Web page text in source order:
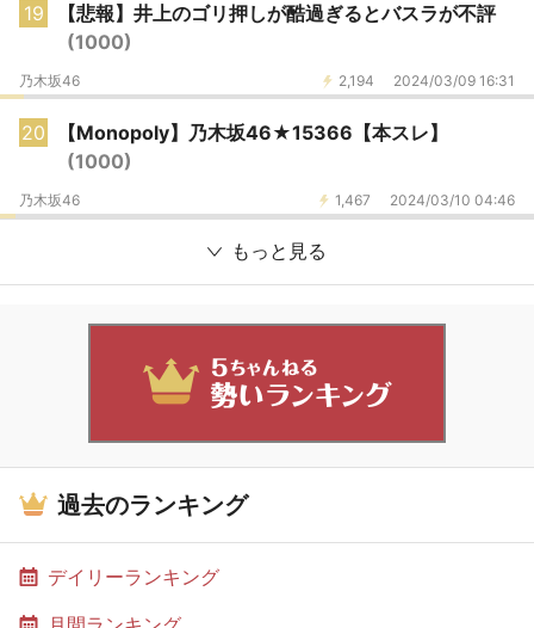
19
【悲報】井上のゴリ押しが酷過ぎるとバスラが不評
(1000)
2,194 2024/03/09 16:31
乃木坂46
20
【Monopoly】乃木坂46★15366【本スレ】
(1000)
1,467 2024/03/10 04:46
乃木坂46
もっと見る
過去のランキング
デイリーランキング